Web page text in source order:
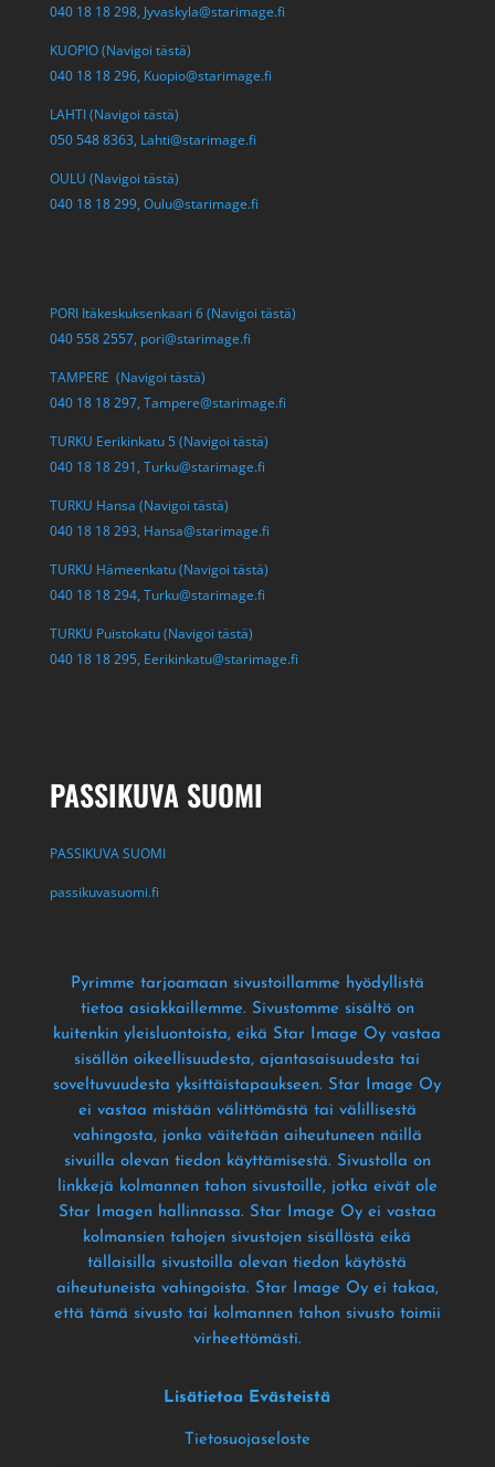
040 18 18 298, Jyvaskyla@starimage.fi
KUOPIO (Navigoi tästä)
040 18 18 296, Kuopio@starimage.fi
LAHTI (Navigoi tästä)
050 548 8363, Lahti@starimage.fi
OULU (Navigoi tästä)
040 18 18 299, Oulu@starimage.fi
PORI Itäkeskuksenkaari 6 (Navigoi tästä)
040 558 2557, pori@starimage.fi
TAMPERE (Navigoi tästä)
040 18 18 297, Tampere@starimage.fi
TURKU Eerikinkatu 5 (Navigoi tästä)
040 18 18 291, Turku@starimage.fi
TURKU Hansa (Navigoi tästä)
040 18 18 293, Hansa@starimage.fi
TURKU Hämeenkatu (Navigoi tästä)
040 18 18 294, Turku@starimage.fi
TURKU Puistokatu (Navigoi tästä)
040 18 18 295, Eerikinkatu@starimage.fi
PASSIKUVA SUOMI
PASSIKUVA SUOMI
passikuvasuomi.fi
Pyrimme tarjoamaan sivustoillamme hyödyllistä
tietoa asiakkaillemme. Sivustomme sisältö on
kuitenkin yleisluontoista, eikä Star Image Oy vastaa
sisällön oikeellisuudesta, ajantasaisuudesta tai
soveltuvuudesta yksittäistapaukseen. Star Image Oy
ei vastaa mistään välittömästä tai välillisestä
vahingosta, jonka väitetään aiheutuneen näillä
sivuilla olevan tiedon käyttämisestä. Sivustolla on
linkkejä kolmannen tahon sivustoille, jotka eivät ole
Star Imagen hallinnassa. Star Image Oy ei vastaa
kolmansien tahojen sivustojen sisällöstä eikä
tällaisilla sivustoilla olevan tiedon käytöstä
aiheutuneista vahingoista. Star Image Oy ei takaa,
että tämä sivusto tai kolmannen tahon sivusto toimii
virheettömästi.
Lisätietoa Evästeistä
Tietosuojaseloste